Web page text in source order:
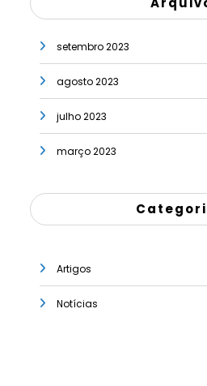
setembro 2023
agosto 2023
julho 2023
março 2023
Artigos
Notícias